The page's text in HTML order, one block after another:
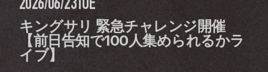
2026/06/23TUE
キングサリ 緊急チャレンジ開催
【前日告知で100人集められるかラ
イブ】